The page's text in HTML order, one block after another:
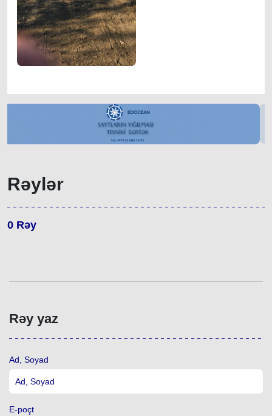
Rəylər
0 Rəy
Rəy yaz
Ad, Soyad
E-poçt